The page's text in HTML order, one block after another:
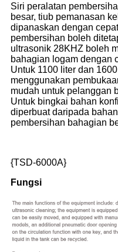
Siri peralatan
besar, tiub pemanasan
dipanaskan dengan
pembersihan boleh
ultrasonik 28KHZ boleh
bahagian logam dengan
Untuk 1100 liter dan
menggunakan
mudah untuk pelanggan
Untuk bingkai bahan
diperbuat daripada
pembersihan bahagian
{TSD-6000A}
Fungsi